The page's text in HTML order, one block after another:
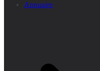
Annuaire